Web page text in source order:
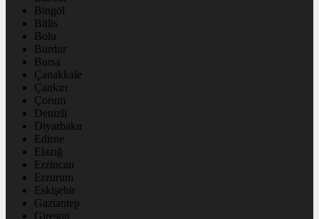
Bingöl
Bitlis
Bolu
Burdur
Bursa
Çanakkale
Çankırı
Çorum
Denizli
Diyarbakır
Edirne
Elazığ
Erzincan
Erzurum
Eskişehir
Gaziantep
Giresun